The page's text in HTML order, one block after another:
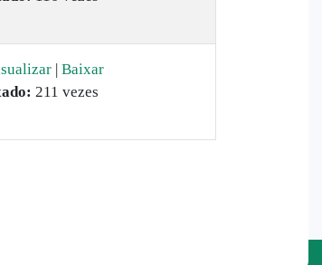
| Baixar
211 vezes